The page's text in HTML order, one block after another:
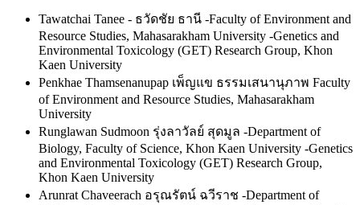
Tawatchai Tanee - ธวัดชัย ธานี -Faculty of Environment and
Resource Studies, Mahasarakham University -Genetics and
Environmental Toxicology (GET) Research Group, Khon
Kaen University
Penkhae Thamsenanupap เพ็ญแข ธรรมเสนานุภาพ Faculty
of Environment and Resource Studies, Mahasarakham
University
Runglawan Sudmoon รุ่งลาวัลย์ สุดมูล -Department of
Biology, Faculty of Science, Khon Kaen University -Genetics
and Environmental Toxicology (GET) Research Group,
Khon Kaen University
Arunrat Chaveerach อรุณรัตน์ ฉวีราช -Department of